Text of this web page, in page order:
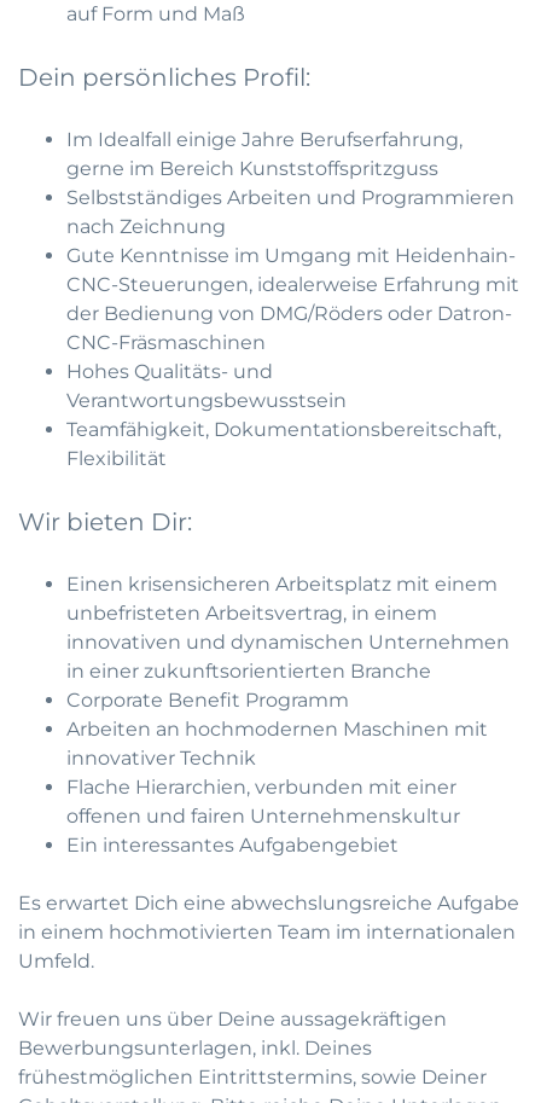
auf Form und Maß
Dein persönliches Profil:
Im Idealfall einige Jahre Berufserfahrung,
gerne im Bereich Kunststoffspritzguss
Selbstständiges Arbeiten und Programmieren
nach Zeichnung
Gute Kenntnisse im Umgang mit Heidenhain-
CNC-Steuerungen, idealerweise Erfahrung mit
der Bedienung von DMG/Röders oder Datron-
CNC-Fräsmaschinen
Hohes Qualitäts- und
Verantwortungsbewusstsein
Teamfähigkeit, Dokumentationsbereitschaft,
Flexibilität
Wir bieten Dir:
Einen krisensicheren Arbeitsplatz mit einem
unbefristeten Arbeitsvertrag, in einem
innovativen und dynamischen Unternehmen
in einer zukunftsorientierten Branche
Corporate Benefit Programm
Arbeiten an hochmodernen Maschinen mit
innovativer Technik
Flache Hierarchien, verbunden mit einer
offenen und fairen Unternehmenskultur
Ein interessantes Aufgabengebiet
Es erwartet Dich eine abwechslungsreiche Aufgabe
in einem hochmotivierten Team im internationalen
Umfeld.
Wir freuen uns über Deine aussagekräftigen
Bewerbungsunterlagen, inkl. Deines
frühestmöglichen Eintrittstermins, sowie Deiner